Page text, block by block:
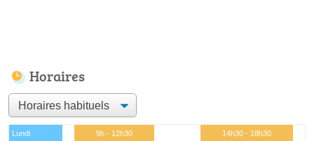
Horaires
Lundi 9h - 12h30
14h30 - 18h30